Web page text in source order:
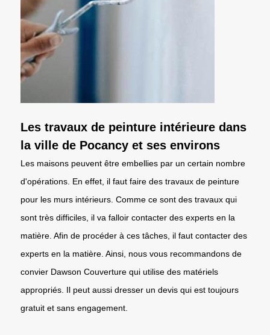
Les travaux de peinture intérieure dans
la ville de Pocancy et ses environs
Les maisons peuvent être embellies par un certain nombre
d'opérations. En effet, il faut faire des travaux de peinture
pour les murs intérieurs. Comme ce sont des travaux qui
sont très difficiles, il va falloir contacter des experts en la
matière. Afin de procéder à ces tâches, il faut contacter des
experts en la matière. Ainsi, nous vous recommandons de
convier Dawson Couverture qui utilise des matériels
appropriés. Il peut aussi dresser un devis qui est toujours
gratuit et sans engagement.